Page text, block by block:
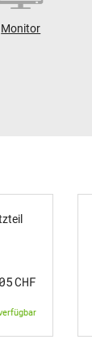
Monitor
05CHF